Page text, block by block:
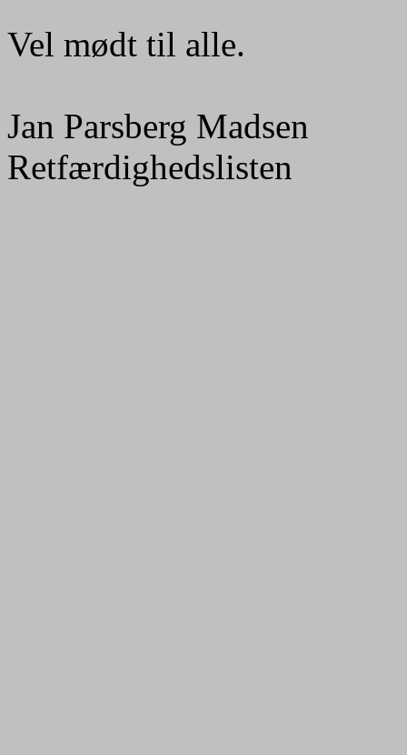
Vel mødt til alle.
Jan Parsberg Madsen
Retfærdighedslisten